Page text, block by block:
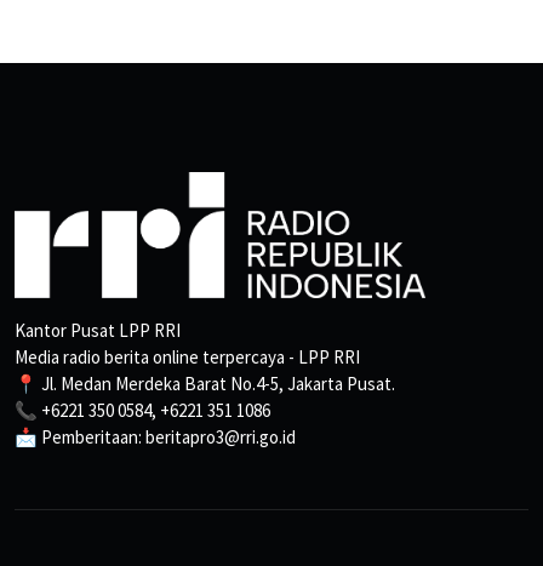
Kantor Pusat LPP RRI
Media radio berita online terpercaya - LPP RRI
📍 Jl. Medan Merdeka Barat No.4-5, Jakarta Pusat.
📞 +6221 350 0584, +6221 351 1086
📩 Pemberitaan: beritapro3@rri.go.id